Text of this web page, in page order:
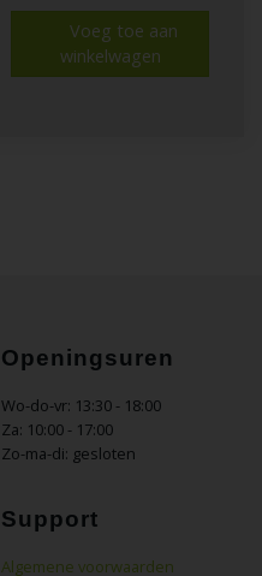
Voeg toe aan
winkelwagen
Openingsuren
Wo-do-vr: 13:30 - 18:00
Za: 10:00 - 17:00
Zo-ma-di: gesloten
Support
Algemene voorwaarden